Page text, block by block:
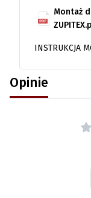
Montaż
INSTRUKCJA
Opinie